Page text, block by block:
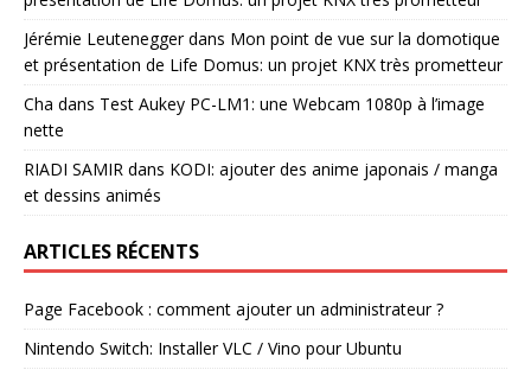
Jérémie Leuteneggerdans Mon point de vue sur la domotique
et présentation de Life Domus: un projet KNX très prometteur
Cha dans Test Aukey PC-LM1: une Webcam 1080p à l’image
nette
RIADI SAMIR dans KODI: ajouter des anime japonais / manga
et dessins animés
ARTICLES RÉCENTS
Page Facebook : comment ajouter un administrateur ?
Nintendo Switch: Installer VLC / Vino pour Ubuntu